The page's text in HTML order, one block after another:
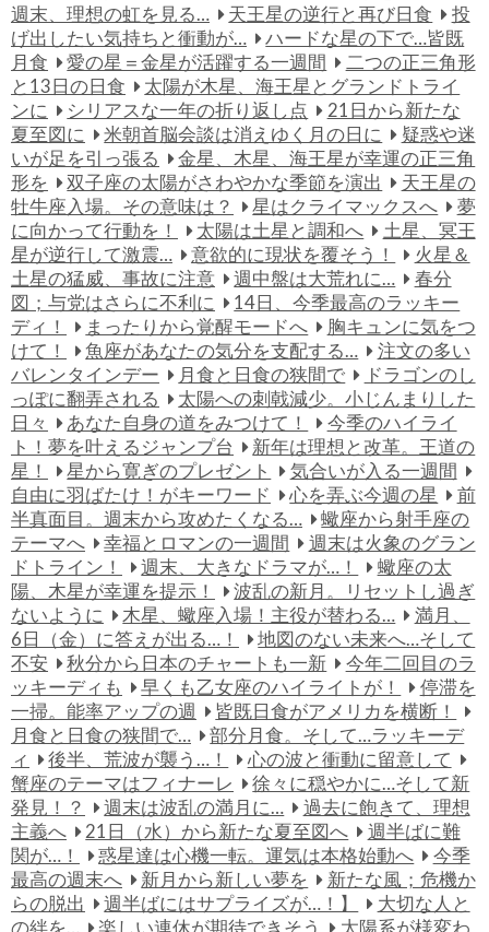
週末、理想の虹を見る…
天王星の逆行と再び日食
投
げ出したい気持ちと衝動が…
ハードな星の下で…皆既
月食
愛の星＝金星が活躍する一週間
二つの正三角形
と13日の日食
太陽が木星、海王星とグランドトライ
ンに
シリアスな一年の折り返し点
21日から新たな
夏至図に
米朝首脳会談は消えゆく月の日に
疑惑や迷
いが足を引っ張る
金星、木星、海王星が幸運の正三角
形を
双子座の太陽がさわやかな季節を演出
天王星の
牡牛座入場。その意味は？
星はクライマックスへ
夢
に向かって行動を！
太陽は土星と調和へ
土星、冥王
星が逆行して激震…
意欲的に現状を覆そう！
火星＆
土星の猛威、事故に注意
週中盤は大荒れに…
春分
図；与党はさらに不利に
14日、今季最高のラッキー
ディ！
まったりから覚醒モードへ
胸キュンに気をつ
けて！
魚座があなたの気分を支配する…
注文の多い
バレンタインデー
月食と日食の狭間で
ドラゴンのし
っぽに翻弄される
太陽への刺戟減少。小じんまりした
日々
あなた自身の道をみつけて！
今季のハイライ
ト！夢を叶えるジャンプ台
新年は理想と改革。王道の
星！
星から寛ぎのプレゼント
気合いが入る一週間
自由に羽ばたけ！がキーワード
心を弄ぶ今週の星
前
半真面目。週末から攻めたくなる…
蠍座から射手座の
テーマへ
幸福とロマンの一週間
週末は火象のグラン
ドトライン！
週末、大きなドラマが…！
蠍座の太
陽、木星が幸運を提示！
波乱の新月。リセットし過ぎ
ないように
木星、蠍座入場！主役が替わる…
満月、
6日（金）に答えが出る…！
地図のない未来へ…そして
不安
秋分から日本のチャートも一新
今年二回目のラ
ッキーディも
早くも乙女座のハイライトが！
停滞を
一掃。能率アップの週
皆既日食がアメリカを横断！
月食と日食の狭間で…
部分月食。そして…ラッキーデ
ィ
後半、荒波が襲う…！
心の波と衝動に留意して
蟹座のテーマはフィナーレ
徐々に穏やかに…そして新
発見！？
週末は波乱の満月に…
過去に飽きて、理想
主義へ
21日（水）から新たな夏至図へ
週半ばに難
関が…！
惑星達は心機一転。運気は本格始動へ
今季
最高の週末へ
新月から新しい夢を
新たな風；危機か
らの脱出
週半ばにはサプライズが…！】
大切な人と
の絆を…
楽しい連休が期待できそう
太陽系が様変わ